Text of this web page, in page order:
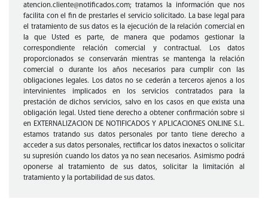
atencion.cliente@notificados.com; tratamos la información que nos
facilita con el fin de prestarles el servicio solicitado. La base legal para
el tratamiento de sus datos es la ejecución de la relación comercial en
la que Usted es parte, de manera que podamos gestionar la
correspondiente relación comercial y contractual. Los datos
proporcionados se conservarán mientras se mantenga la relación
comercial o durante los años necesarios para cumplir con las
obligaciones legales. Los datos no se cederán a terceros ajenos a los
intervinientes implicados en los servicios contratados para la
prestación de dichos servicios, salvo en los casos en que exista una
obligación legal. Usted tiene derecho a obtener confirmación sobre si
en EXTERNALIZACION DE NOTIFICADOS Y APLICACIONES ONLINE S.L.
estamos tratando sus datos personales por tanto tiene derecho a
acceder a sus datos personales, rectificar los datos inexactos o solicitar
su supresión cuando los datos ya no sean necesarios. Asimismo podrá
oponerse al tratamiento de sus datos, solicitar la limitación al
tratamiento y la portabilidad de sus datos.